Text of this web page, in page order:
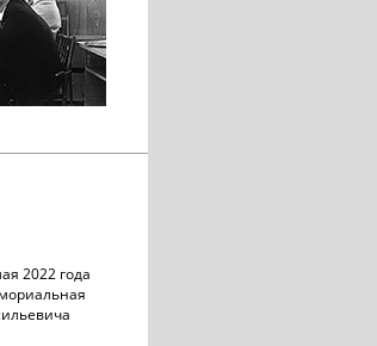
2022 года